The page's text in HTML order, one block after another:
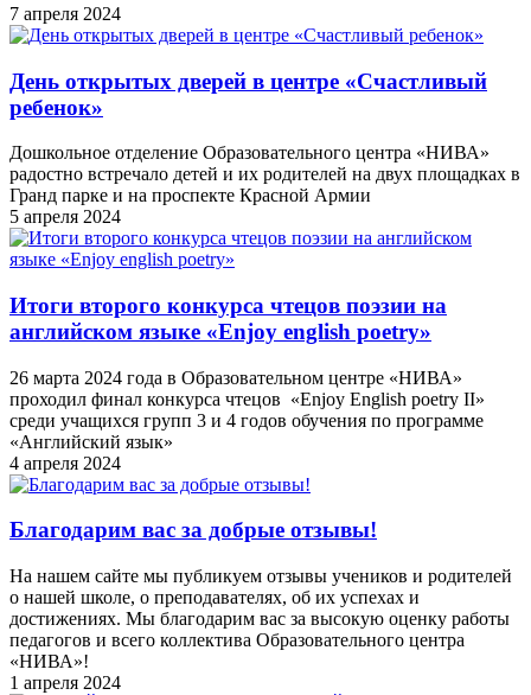
7 апреля 2024
День открытых дверей в центре «Счастливый
ребенок»
Дошкольное отделение Образовательного центра «НИВА»
радостно встречало детей и их родителей на двух площадках в
Гранд парке и на проспекте Красной Армии
5 апреля 2024
Итоги второго конкурса чтецов поэзии на
английском языке «Enjoy english poetry»
26 марта 2024 года в Образовательном центре «НИВА»
проходил финал конкурса чтецов «Enjoy English poetry II»
среди учащихся групп 3 и 4 годов обучения по программе
«Английский язык»
4 апреля 2024
Благодарим вас за добрые отзывы!
На нашем сайте мы публикуем отзывы учеников и родителей
о нашей школе, о преподавателях, об их успехах и
достижениях. Мы благодарим вас за высокую оценку работы
педагогов и всего коллектива Образовательного центра
«НИВА»!
1 апреля 2024